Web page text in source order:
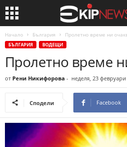
Начало България Пролетно време ни
БЪЛГАРИЯ ВОДЕЩИ
Пролетно време
от Рени Никифорова - неделя, 23 февруари
Сподели Facebook